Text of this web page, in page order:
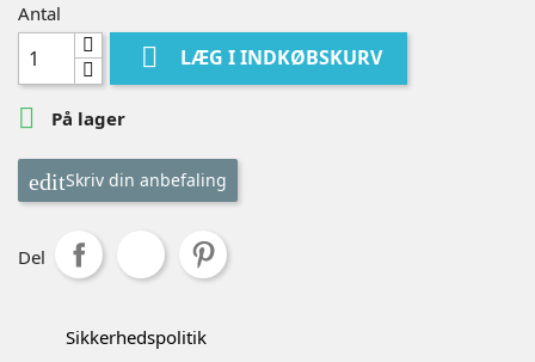
Antal
 LÆG I INDKØBSKURV
 På lager
Skriv din anbefaling
Del
Sikkerhedspolitik